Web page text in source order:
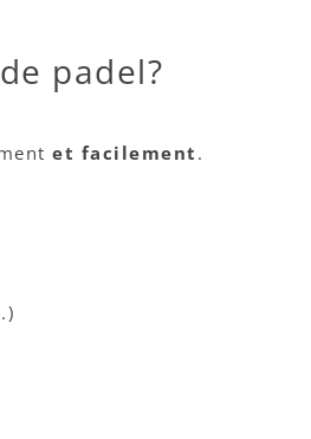
padel?
et facilement .